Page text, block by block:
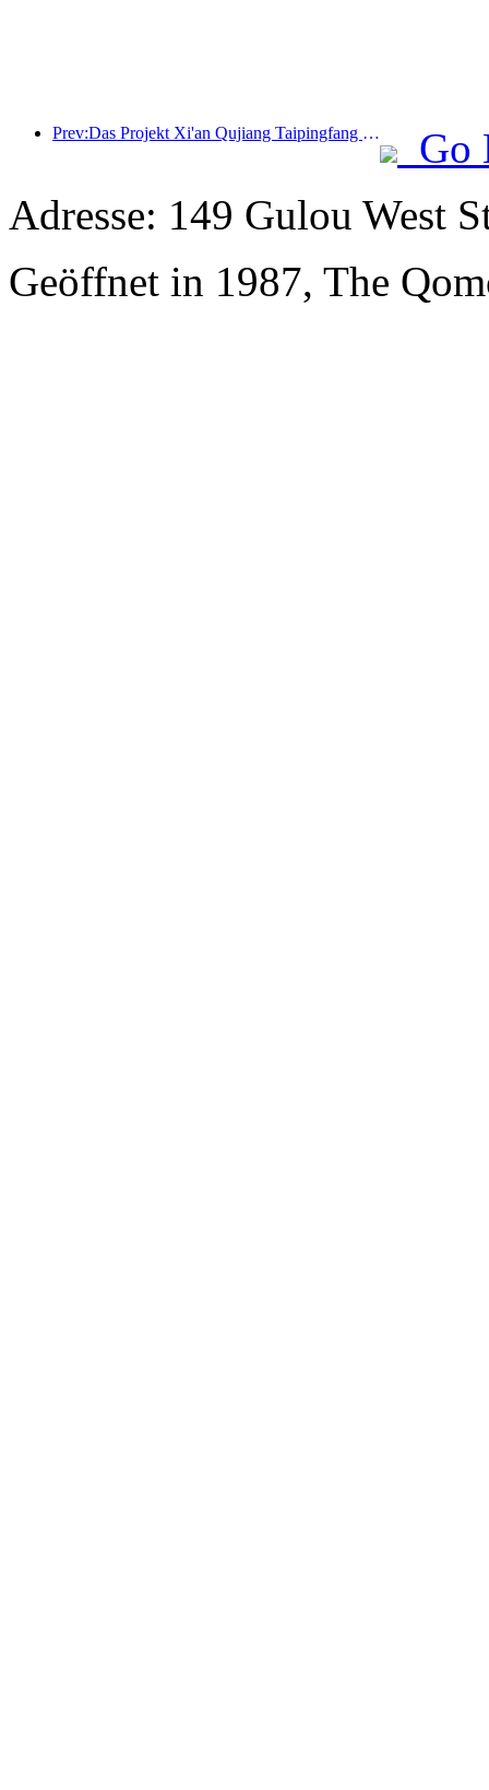
Prev:Das Projekt Xi'an Qujiang Taipingfang hat offiziell mit dem Bau begonnen; die Gesamtbaufläche beträgt 137.000 Quadratmeter.
Go
Adresse: 149 Gulou West
Geöffnet in 1987, The